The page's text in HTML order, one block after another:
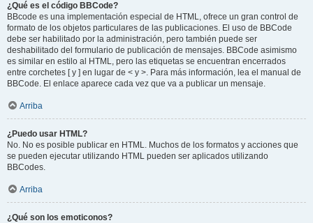
¿Qué es el código BBCode?
BBcode es una implementación especial de HTML, ofrece un gran control de
formato de los objetos particulares de las publicaciones. El uso de BBCode
debe ser habilitado por la administración, pero también puede ser
deshabilitado del formulario de publicación de mensajes. BBCode asimismo
es similar en estilo al HTML, pero las etiquetas se encuentran encerrados
entre corchetes [ y ] en lugar de < y >. Para más información, lea el manual de
BBCode. El enlace aparece cada vez que va a publicar un mensaje.
Arriba
¿Puedo usar HTML?
No. No es posible publicar en HTML. Muchos de los formatos y acciones que
se pueden ejecutar utilizando HTML pueden ser aplicados utilizando
BBCodes.
Arriba
¿Qué son los emoticonos?